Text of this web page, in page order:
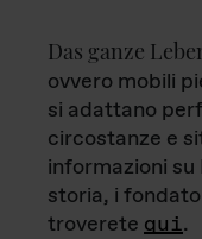
Das ganze
ovvero mobili
si adattano
circostanze e
informazioni su
storia, i
troverete qui.